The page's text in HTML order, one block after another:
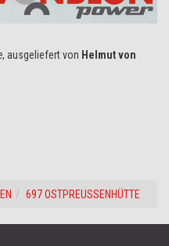
, ausgeliefert von Helmut von
697 OSTPREUSSENHÜTTE